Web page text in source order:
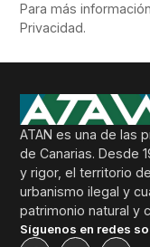
Para más
Privacidad.
ATAN es una de las
de Canarias. Desde
y rigor, el territorio
urbanismo ilegal y
patrimonio natural y
Síguenos en redes